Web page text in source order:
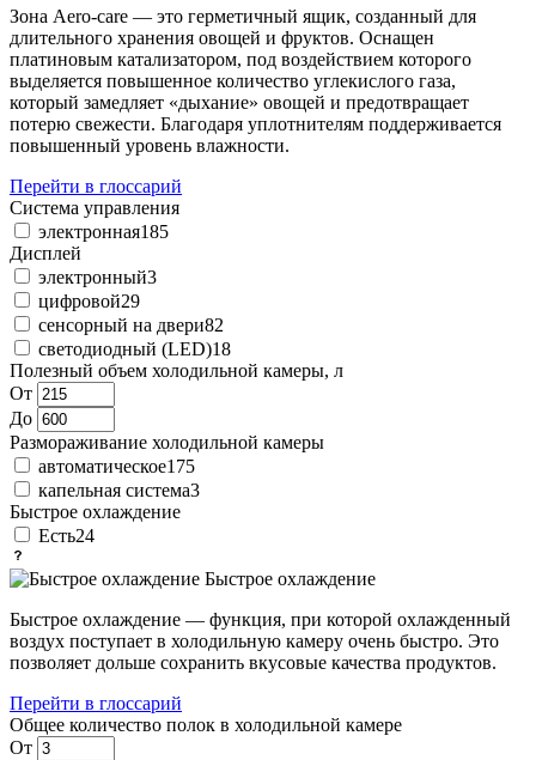
Зона Aero-care — это герметичный ящик, созданный для
длительного хранения овощей и фруктов. Оснащен
платиновым катализатором, под воздействием которого
выделяется повышенное количество углекислого газа,
который замедляет «дыхание» овощей и предотвращает
потерю свежести. Благодаря уплотнителям поддерживается
повышенный уровень влажности.
Перейти в глоссарий
Система управления
электронная185
Дисплей
электронный3
цифровой29
сенсорный на двери82
светодиодный (LED)18
Полезный объем холодильной камеры, л
От
До
Размораживание холодильной камеры
автоматическое175
капельная система3
Быстрое охлаждение
Есть24
Быстрое охлаждение
Быстрое охлаждение — функция, при которой охлажденный
воздух поступает в холодильную камеру очень быстро. Это
позволяет дольше сохранить вкусовые качества продуктов.
Перейти в глоссарий
Общее количество полок в холодильной камере
От